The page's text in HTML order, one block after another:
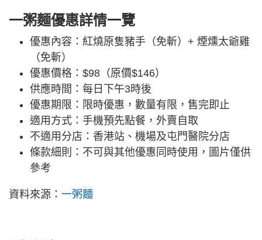
一粥麵優惠詳情一覽
優惠內容：紅燒原隻豬手（免斬）+ 煙燻太爺雞
（免斬）
優惠價格：$98（原價$146）
供應時間：每日下午3時後
優惠期限：限時優惠，數量有限，售完即止
適用方式：手機預先點餐，外賣自取
不適用分店：香港站、機場及屯門醫院分店
條款細則：不可與其他優惠同時使用，圖片僅供
參考
資料來源： 一粥麵